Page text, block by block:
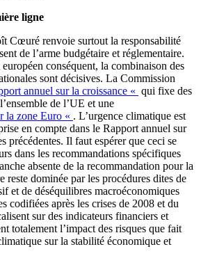
ligne
Cœuré renvoie surtout la responsabilité
de l’arme budgétaire et réglementaire.
conséquent, la combinaison des
sont décisives. La Commission
annuel sur la croissance « qui fixe des
de l’UE et une
la zone Euro « . L’urgence climatique est
en compte dans le Rapport annuel sur
précédentes. Il faut espérer que ceci se
dans les recommandations spécifiques
absente de la recommandation pour la
reste dominée par les procédures dites de
et de déséquilibres macroéconomiques
codifiées après les crises de 2008 et du
sur des indicateurs financiers et
totalement l’impact des risques que fait
sur la stabilité économique et